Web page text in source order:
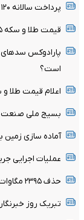
پرداخت سالانه ۱۲۰ میلیارد دلار یارانه انرژی
قیمت طلا و سکه ۱۵ مرداد اعلام شد
است؟
اعلام قیمت طلا و سکه
بسیج ملی صنعت
آماده سازی زمین برای ساخت ۴۵
عملیات اجرایی
حذف ۲۳۹۵ مگاوات بار پنهان از شبکه برق
تبریک روز